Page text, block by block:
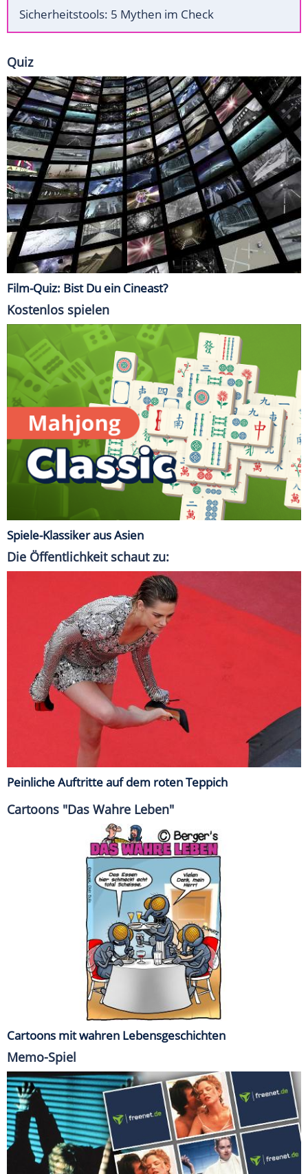
Sicherheitstools: 5 Mythen im Check
Quiz
Film-Quiz: Bist Du ein Cineast?
Kostenlos spielen
Spiele-Klassiker aus Asien
Die Öffentlichkeit schaut zu:
Peinliche Auftritte auf dem roten Teppich
Cartoons "Das Wahre Leben"
Cartoons mit wahren Lebensgeschichten
Memo-Spiel